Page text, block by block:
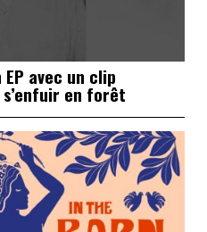
avec un clip
en forêt